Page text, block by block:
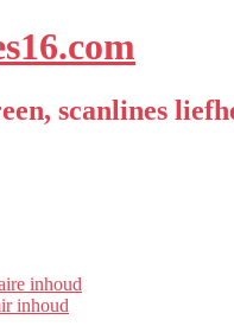
scanlines
inhoud
inhoud